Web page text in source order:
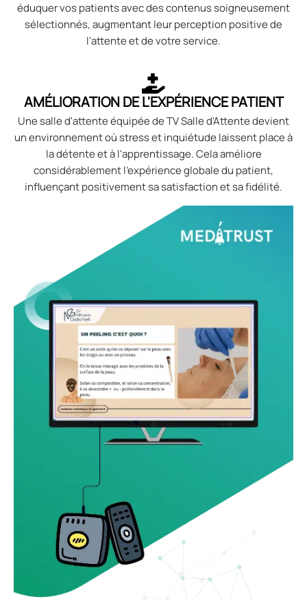
éduquer vos patients avec des contenus soigneusement
sélectionnés, augmentant leur perception positive de
l'attente et de votre service.
AMÉLIORATION DE L'EXPÉRIENCE PATIENT
Une salle d'attente équipée de TV Salle d'Attente devient
un environnement où stress et inquiétude laissent place à
la détente et à l'apprentissage. Cela améliore
considérablement l'expérience globale du patient,
influençant positivement sa satisfaction et sa fidélité.